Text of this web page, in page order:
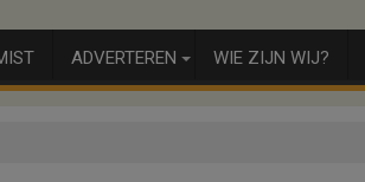
ADVERTEREN WIE ZIJN WIJ?